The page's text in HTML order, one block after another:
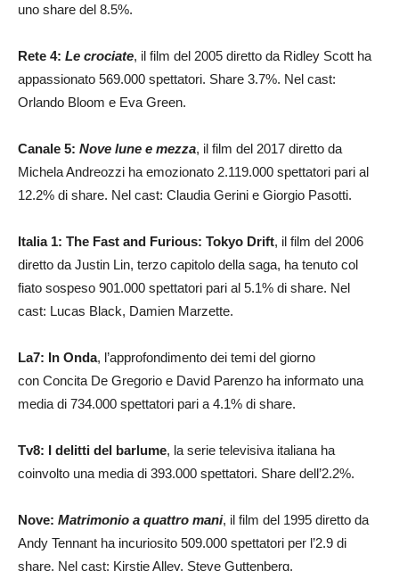
uno share del 8.5%.
Rete 4: Le crociate, il film del 2005 diretto da Ridley Scott ha
appassionato 569.000 spettatori. Share 3.7%. Nel cast:
Orlando Bloom e Eva Green.
Canale 5: Nove lune e mezza, il film del 2017 diretto da
Michela Andreozzi ha emozionato 2.119.000 spettatori pari al
12.2% di share. Nel cast: Claudia Gerini e Giorgio Pasotti.
Italia 1: The Fast and Furious: Tokyo Drift, il film del 2006
diretto da Justin Lin, terzo capitolo della saga, ha tenuto col
fiato sospeso 901.000 spettatori pari al 5.1% di share. Nel
cast: Lucas Black, Damien Marzette.
La7: In Onda, l’approfondimento dei temi del giorno
con Concita De Gregorio e David Parenzo ha informato una
media di 734.000 spettatori pari a 4.1% di share.
Tv8: I delitti del barlume, la serie televisiva italiana ha
coinvolto una media di 393.000 spettatori. Share dell’2.2%.
Nove: Matrimonio a quattro mani, il film del 1995 diretto da
Andy Tennant ha incuriosito 509.000 spettatori per l’2.9 di
share. Nel cast: Kirstie Alley, Steve Guttenberg.